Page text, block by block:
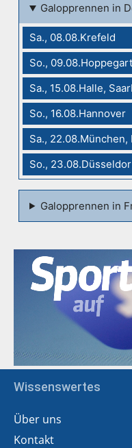
Galopprennen in
Sa., 08.08.Krefeld
So.,
Sa., 15.08.Halle,
So., 16.08.Hannover
Sa., 22.08.München,
So.,
Galopprennen in
Wissenswertes
Über uns
Kontakt